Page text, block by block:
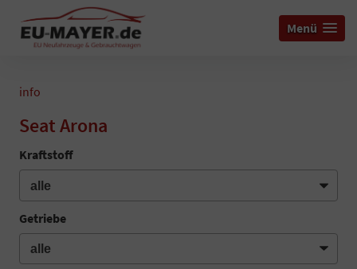
Menü
info
Seat Arona
Kraftstoff
Getriebe